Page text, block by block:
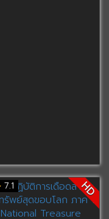
7.1 HD